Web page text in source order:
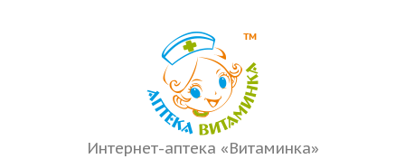
Интернет-аптека «Витаминка»